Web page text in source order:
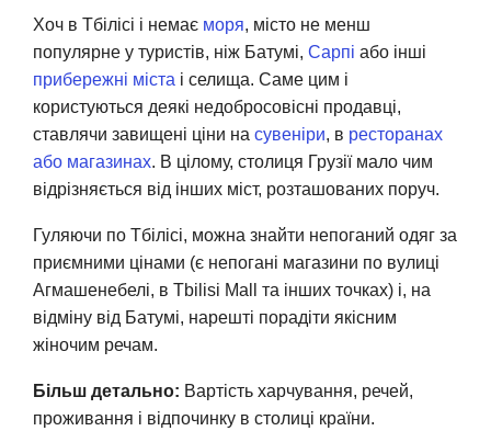
Хоч в Тбілісі і немає моря, місто не менш
популярне у туристів, ніж Батумі, Сарпі або інші
прибережні міста і селища. Саме цим і
користуються деякі недобросовісні продавці,
ставлячи завищені ціни на сувеніри, в ресторанах
або магазинах. В цілому, столиця Грузії мало чим
відрізняється від інших міст, розташованих поруч.
Гуляючи по Тбілісі, можна знайти непоганий одяг за
приємними цінами (є непогані магазини по вулиці
Агмашенебелі, в Tbilisi Mall та інших точках) і, на
відміну від Батумі, нарешті порадіти якісним
жіночим речам.
Більш детально: Вартість харчування, речей,
проживання і відпочинку в столиці країни.